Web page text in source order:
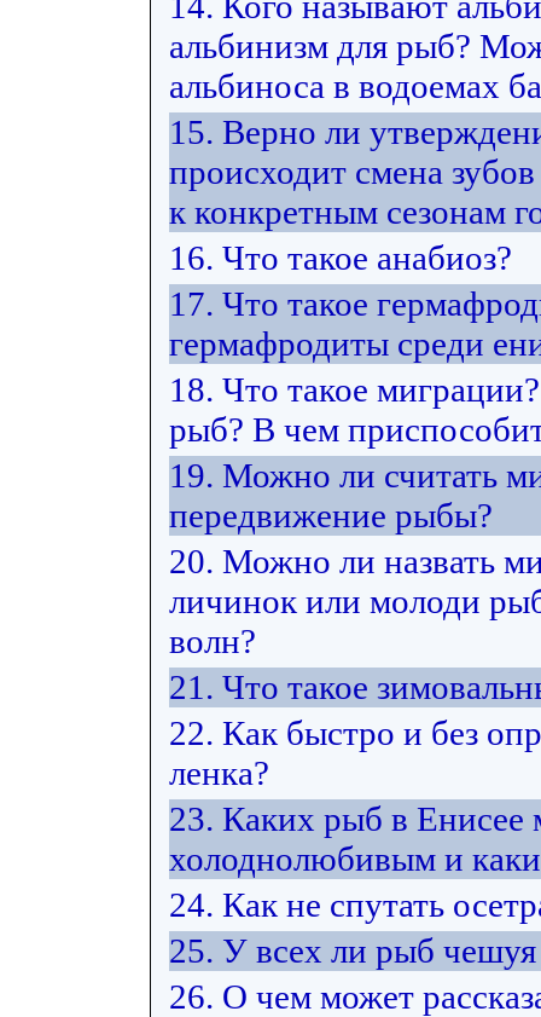
альбинизм для рыб?
альбиноса в водоемах
15. Верно ли
происходит смена
к конкретным сезонам
16. Что такое анабиоз?
17. Что такое
гермафродиты среди
18. Что такое
рыб? В чем
19. Можно ли считать
передвижение рыбы?
20. Можно ли назвать
личинок или молоди
волн?
21. Что такое
22. Как быстро и без
ленка?
23. Каких рыб в Енисее
холоднолюбивым и
24. Как не спутать
25. У всех ли рыб чешуя
26. О чем может